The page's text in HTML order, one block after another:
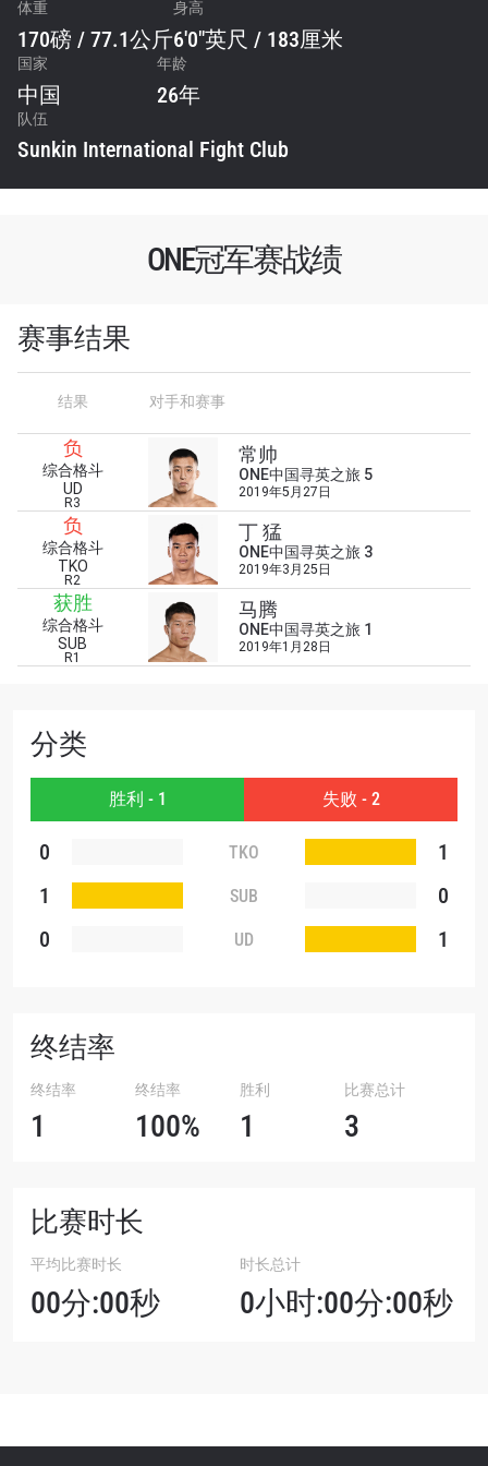
体重
170磅 / 77.1公斤
身高
6'0"英尺 / 183厘米
国家
中国
年龄
26年
队伍
Sunkin International Fight Club
ONE冠军赛战绩
赛事结果
结果 对手和赛事
负
综合格斗
UD
R3
常帅
ONE中国寻英之旅 5
2019年5月27日
负
综合格斗
TKO
R2
丁 猛
ONE中国寻英之旅 3
2019年3月25日
获胜
综合格斗
SUB
R1
马腾
ONE中国寻英之旅 1
2019年1月28日
分类
胜利 - 1 失败 - 2
0 TKO
1
1
SUB
0
0
UD 1
终结率
终结率
1
终结率
100%
胜利
1
比赛总计
3
比赛时长
平均比赛时长
00分:00秒
时长总计
0小时:00分:00秒
对手
浏览了解更多
在任何地域观看ONE冠军赛，现在注册获得权限了
解最新资讯、解锁特别福利以及优先机遇获得直播
场次的最佳座位！
邮箱
名字
提交此表格签署弹出免责声明，即表示您同意我们
的隐私政策，我们将收集、使用和披露您的信息。
您可以随时取消订阅这些信息。